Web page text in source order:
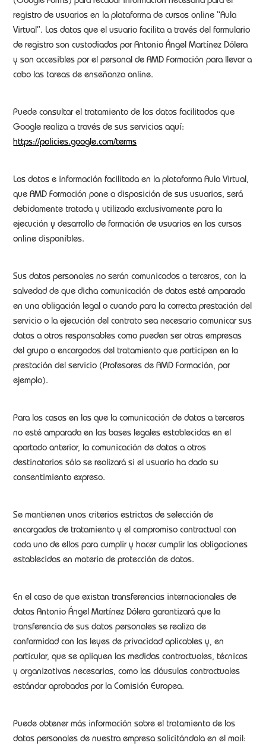
registro de usuarios en la plataforma de cursos online “Aula
Virtual”. Los datos que el usuario facilita a través del formulario
de registro son custodiados por Antonio Ángel Martínez Dólera
y son accesibles por el personal de AMD Formación para llevar a
cabo las tareas de enseñanza online.
Puede consultar el tratamiento de los datos facilitados que
Google realiza a través de sus servicios aquí:
https://policies.google.com/terms
Los datos e información facilitada en la plataforma Aula Virtual,
que AMD Formación pone a disposición de sus usuarios, será
debidamente tratada y utilizada exclusivamente para la
ejecución y desarrollo de formación de usuarios en los cursos
online disponibles.
Sus datos personales no serán comunicados a terceros, con la
salvedad de que dicha comunicación de datos esté amparada
en una obligación legal o cuando para la correcta prestación del
servicio o la ejecución del contrato sea necesario comunicar sus
datos a otros responsables como pueden ser otras empresas
del grupo o encargados del tratamiento que participen en la
prestación del servicio (Profesores de AMD Formación, por
ejemplo).
Para los casos en los que la comunicación de datos a terceros
no esté amparada en las bases legales establecidas en el
apartado anterior, la comunicación de datos a otros
destinatarios sólo se realizará si el usuario ha dado su
consentimiento expreso.
Se mantienen unos criterios estrictos de selección de
encargados de tratamiento y el compromiso contractual con
cada uno de ellos para cumplir y hacer cumplir las obligaciones
establecidas en materia de protección de datos.
En el caso de que existan transferencias internacionales de
datos Antonio Ángel Martínez Dólera garantizará que la
transferencia de sus datos personales se realiza de
conformidad con las leyes de privacidad aplicables y, en
particular, que se apliquen las medidas contractuales, técnicas
y organizativas necesarias, como las cláusulas contractuales
estándar aprobadas por la Comisión Europea.
Puede obtener más información sobre el tratamiento de los
datos personales de nuestra empresa solicitándola en el mail: